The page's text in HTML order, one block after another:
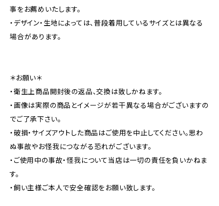
事をお薦めいたします。
・デザイン・生地によっては、普段着用しているサイズとは異なる
場合があります。
＊お願い＊
・衛生上商品開封後の返品、交換は致しかねます。
・画像は実際の商品とイメージが若干異なる場合がございますの
でご了承下さい。
・破損・サイズアウトした商品はご使用を中止してください。思わ
ぬ事故やお怪我につながる恐れがございます。
・ご使用中の事故・怪我について当店は一切の責任を負いかねま
す。
・飼い主様ご本人で安全確認をお願い致します。